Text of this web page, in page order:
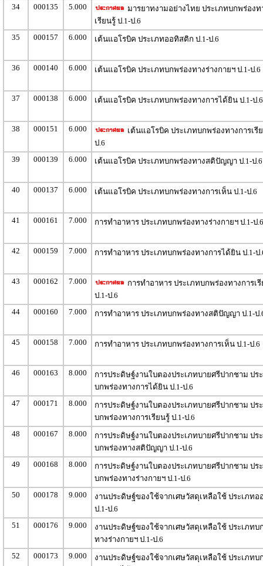
34
000135 5.000
มารยาทงามอย่างไทย ประเภทบกพร่องท
เรียนรู้ ป.1-ป.6
35
000157 6.000 เต้นแอโรบิค ประเภทออทิสติก ป.1-ป.6
36 000140 6.000 เต้นแอโรบิค ประเภทบกพร่องทางร่างกายฯ ป.1-ป.6
37 000138 6.000 เต้นแอโรบิค ประเภทบกพร่องทางการได้ยิน ป.1-ป.6
38 000151 6.000
เต้นแอโรบิค ประเภทบกพร่องทางการเรี
ป.6
39
000139 6.000 เต้นแอโรบิค ประเภทบกพร่องทางสติปัญญา ป.1-ป.6
40 000137 6.000 เต้นแอโรบิค ประเภทบกพร่องทางการเห็น ป.1-ป.6
41 000161 7.000 การทำอาหาร ประเภทบกพร่องทางร่างกายฯ ป.1-ป.6
42 000159 7.000 การทำอาหาร ประเภทบกพร่องทางการได้ยิน ป.1-ป
43 000162 7.000
การทำอาหาร ประเภทบกพร่องทางการเ
ป.1-ป.6
44
000160 7.000 การทำอาหาร ประเภทบกพร่องทางสติปัญญา ป.1-ป
45 000158 7.000 การทำอาหาร ประเภทบกพร่องทางการเห็น ป.1-ป.6
46 000163 8.000
การประดิษฐ์งานใบตองประเภทบายศรีปากชาม ปร
บกพร่องทางการได้ยิน ป.1-ป.6
47
000171 8.000
การประดิษฐ์งานใบตองประเภทบายศรีปากชาม ปร
บกพร่องทางการเรียนรู้ ป.1-ป.6
48
000167 8.000
การประดิษฐ์งานใบตองประเภทบายศรีปากชาม ปร
บกพร่องทางสติปัญญา ป.1-ป.6
49
000168 8.000
การประดิษฐ์งานใบตองประเภทบายศรีปากชาม ปร
บกพร่องทางร่างกายฯ ป.1-ป.6
50
000178 9.000
งานประดิษฐ์ของใช้จากเศษวัสดุเหลือใช้ ประเภท
ป.1-ป.6
51
000176 9.000
งานประดิษฐ์ของใช้จากเศษวัสดุเหลือใช้ ประเภทบ
ทางร่างกายฯ ป.1-ป.6
52
000173 9.000
งานประดิษฐ์ของใช้จากเศษวัสดุเหลือใช้ ประเภทบ